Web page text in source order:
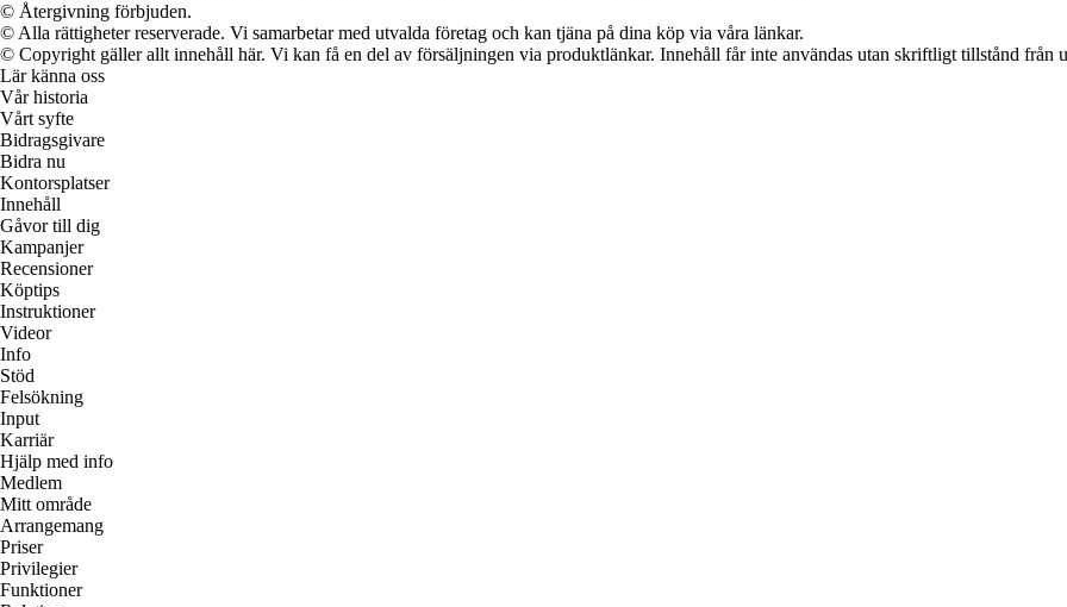
© Återgivning förbjuden.
© Alla rättigheter reserverade. Vi samarbetar med utvalda företag och kan tjäna på dina köp via våra länkar.
© Copyright gäller allt innehåll här. Vi kan få en del av försäljningen via produktlänkar. Innehåll får inte användas utan skriftligt tillstånd från
Lär känna oss
Vår historia
Vårt syfte
Bidragsgivare
Bidra nu
Kontorsplatser
Innehåll
Gåvor till dig
Kampanjer
Recensioner
Köptips
Instruktioner
Videor
Info
Stöd
Felsökning
Input
Karriär
Hjälp med info
Medlem
Mitt område
Arrangemang
Priser
Privilegier
Funktioner